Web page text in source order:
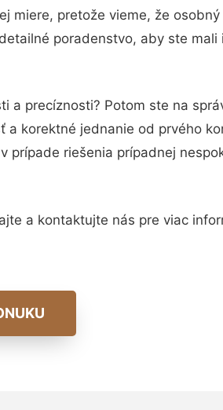
miere, pretože vieme, že
poradenstvo, aby ste
a precíznosti? Potom ste na
korektné jednanie od prvého
prípade riešenia prípadnej
a kontaktujte nás pre viac